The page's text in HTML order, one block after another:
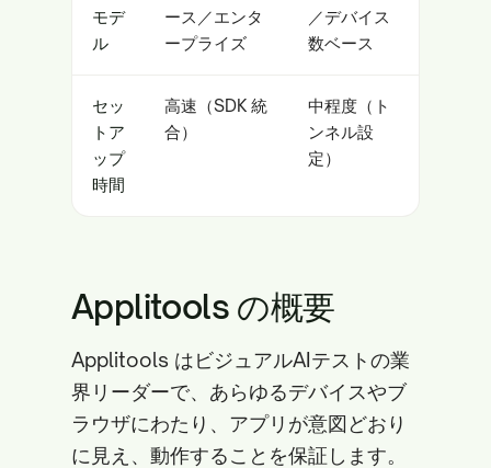
モデ
ル
ース／エンタ
ープライズ
／デバイス
数ベース
セッ
トア
ップ
時間
高速（SDK 統
合）
中程度（ト
ンネル設
定）
Applitools の概要
Applitools はビジュアルAIテストの業
界リーダーで、あらゆるデバイスやブ
ラウザにわたり、アプリが意図どおり
に見え、動作することを保証します。